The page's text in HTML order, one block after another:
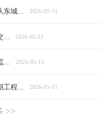
东城... 2026-05-11
2026-05-11
2026-05-11
工程... 2026-05-11
>>